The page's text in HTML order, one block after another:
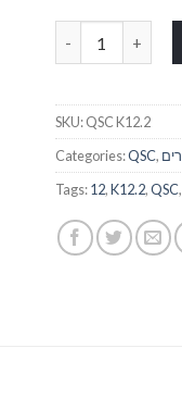
SKU:QSC K12.2
Categories:QSC,
Tags:12,K12.2,QSC,